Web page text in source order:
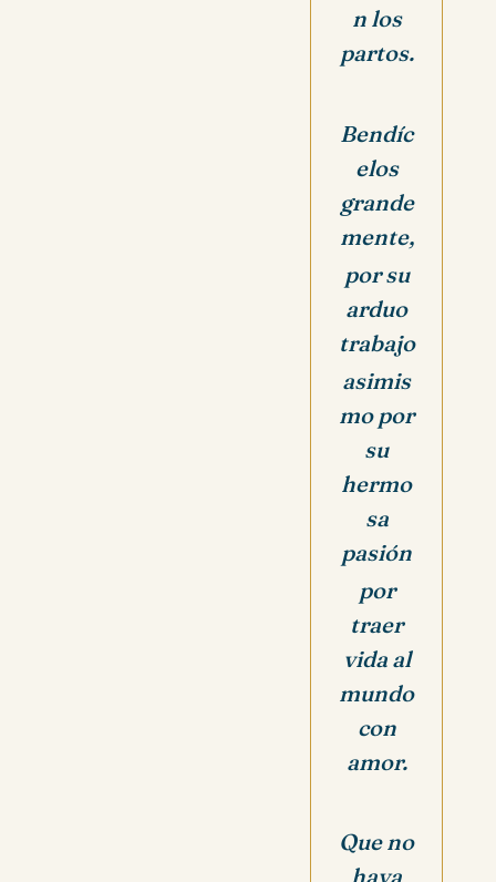
n los
partos.
Bendíc
elos
grande
mente,
por su
arduo
trabajo
asimis
mo por
su
hermo
sa
pasión
por
traer
vida al
mundo
con
amor.
Que no
haya